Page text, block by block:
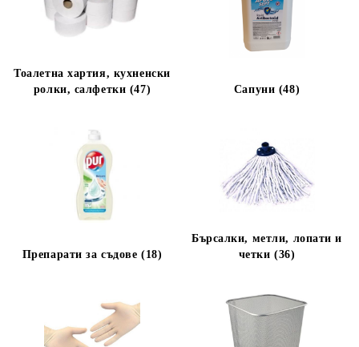
Тоалетна хартия, кухненски
ролки, салфетки (47)
Сапуни (48)
Препарати за съдове (18)
Бърсалки, метли, лопати и
четки (36)